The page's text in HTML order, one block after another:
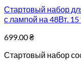
Стартовый набор
с лампой на 48Вт.
699.00₴
Стартовый набор